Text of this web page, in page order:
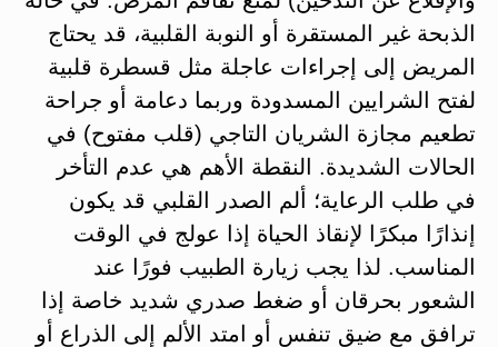
الذبحة غير المستقرة أو النوبة القلبية، قد يحتاج
المريض إلى إجراءات عاجلة مثل قسطرة قلبية
لفتح الشرايين المسدودة وربما دعامة أو جراحة
تطعيم مجازة الشريان التاجي (قلب مفتوح) في
الحالات الشديدة. النقطة الأهم هي عدم التأخر
في طلب الرعاية؛ ألم الصدر القلبي قد يكون
إنذارًا مبكرًا لإنقاذ الحياة إذا عولج في الوقت
المناسب. لذا يجب زيارة الطبيب فورًا عند
الشعور بحرقان أو ضغط صدري شديد خاصة إذا
ترافق مع ضيق تنفس أو امتد الألم إلى الذراع أو